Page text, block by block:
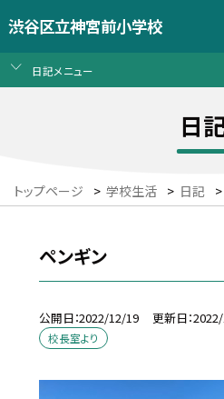
渋谷区立神宮前小学校
日記メニュー
日
トップページ > 学校生活 > 日記 >
ペンギン
公開日 2022/12/19 更新日
校長室より